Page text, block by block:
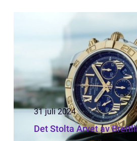
31 juli 2024
Det Stolta Arvet av